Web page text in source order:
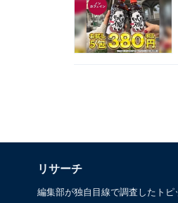
リサーチ
編集部が独自目線で調査したト